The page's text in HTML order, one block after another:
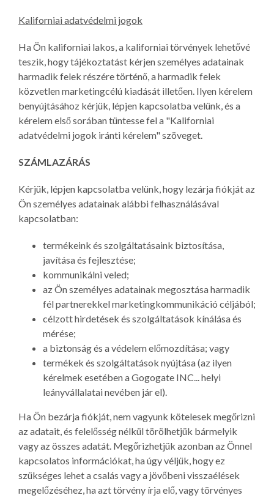
Kaliforniai adatvédelmi jogok
Ha Ön kaliforniai lakos, a kaliforniai törvények lehetővé
teszik, hogy tájékoztatást kérjen személyes adatainak
harmadik felek részére történő, a harmadik felek
közvetlen marketingcélú kiadását illetően. Ilyen kérelem
benyújtásához kérjük, lépjen kapcsolatba velünk, és a
kérelem első sorában tüntesse fel a "Kaliforniai
adatvédelmi jogok iránti kérelem" szöveget.
SZÁMLAZÁRÁS
Kérjük, lépjen kapcsolatba velünk, hogy lezárja fiókját az
Ön személyes adatainak alábbi felhasználásával
kapcsolatban:
termékeink és szolgáltatásaink biztosítása,
javítása és fejlesztése;
kommunikálni veled;
az Ön személyes adatainak megosztása harmadik
fél partnerekkel marketingkommunikáció céljából;
célzott hirdetések és szolgáltatások kínálása és
mérése;
a biztonság és a védelem előmozdítása; vagy
termékek és szolgáltatások nyújtása (az ilyen
kérelmek esetében a Gogogate INC... helyi
leányvállalatai nevében jár el).
Ha Ön bezárja fiókját, nem vagyunk kötelesek megőrizni
az adatait, és felelősség nélkül törölhetjük bármelyik
vagy az összes adatát. Megőrizhetjük azonban az Önnel
kapcsolatos információkat, ha úgy véljük, hogy ez
szükséges lehet a csalás vagy a jövőbeni visszaélések
megelőzéséhez, ha azt törvény írja elő, vagy törvényes